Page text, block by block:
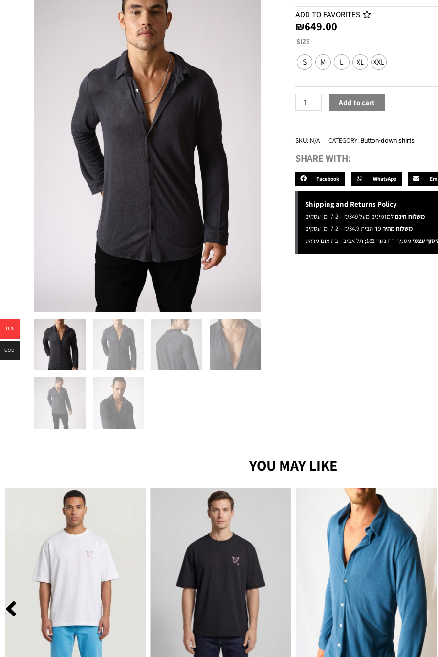
ADD TO FAVORITES
₪649.00
SIZE
S M L XL XXL
Buttoned
dark
quantity
Add to cart
SKU: N/A CATEGORY: Button-down shirts
SHARE WITH:
Facebook WhatsApp
Shipping and Returns Policy
משלוח חינםלמזמינים מעל ₪349 – 7-2 ימי עסקים
משלוח מהירעד הבית ₪34.9 – 7-2 ימי עסקים
עצמימסניף דיזינגוף 181; תל אביב - בתיאום מראש
YOU MAY LIKE
ILS
USD